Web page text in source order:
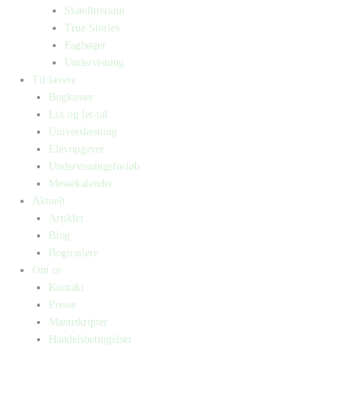
Skønlitteratur
True Stories
Fagbøger
Undervisning
Til lærere
Bogkasser
Lix og let-tal
Universlæsning
Elevopgaver
Undervisningsforløb
Messekalender
Aktuelt
Artikler
Blog
Bogtrailere
Om os
Kontakt
Presse
Manuskripter
Handelsbetingelser